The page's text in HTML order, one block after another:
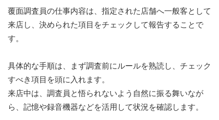
覆面調査員の仕事内容は、指定された店舗へ一般客として
来店し、決められた項目をチェックして報告することで
す。
具体的な手順は、まず調査前にルールを熟読し、チェック
すべき項目を頭に入れます。
来店中は、調査員と悟られないよう自然に振る舞いなが
ら、記憶や録音機器などを活用して状況を確認します。